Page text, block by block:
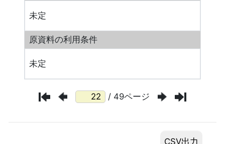
未定
原資料の利用条件
未定
/ 49ページ